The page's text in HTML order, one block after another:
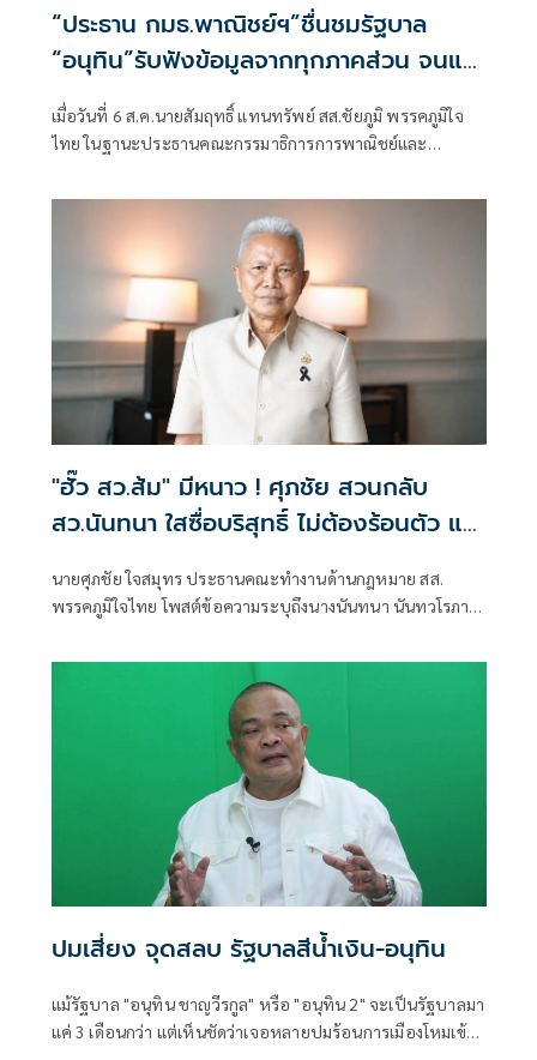
“ประธาน กมธ.พาณิชย์ฯ”ชื่นชมรัฐบาล
“อนุทิน”รับฟังข้อมูลจากทุกภาคส่วน จนแก้
ปัญหาภาคเกษตรได้ตรงจุด ดันราคาปาล์ม-
ยางพาราพุ่งขึ้นต่อเนื่อง เกษตรกรเริ่มยิ้มได้
เมื่อวันที่ 6 ส.ค.นายสัมฤทธิ์ แทนทรัพย์ สส.ชัยภูมิ พรรคภูมิใจ
ไทย ในฐานะประธานคณะกรรมาธิการการพาณิชย์และ
ราคาสินค้าเกษตรว่า ขณะนี้ภาพรวมถือว่าอยู่ในเกณฑ์ดี
"ฮั๊ว สว.ส้ม" มีหนาว ! ศุภชัย สวนกลับ
สว.นันทนา ใสซื่อบริสุทธิ์ ไม่ต้องร้อนตัว แฉ
เมืองทองธานี ไม่ได้แชร์ค่าใช้จ่านกัน เพรามี
หลักฐาน "หิรัญ - ฟ้าเดียวกัน" ทั้งจอง ทั้ง
จ่าย
นายศุภชัย ใจสมุทร ประธานคณะทำงานด้านกฎหมาย สส.
พรรคภูมิใจไทย โพสต์ข้อความระบุถึงนางนันทนา นันทวโรภาส
พฤติกรรม จัดประชุมผู้สมัคร สว.ส้ม ที่ห้องจูปิเตอร์ เมืองทอง
ปมเสี่ยง จุดสลบ รัฐบาลสีน้ำเงิน-อนุทิน
แม้รัฐบาล "อนุทิน ชาญวีรกูล" หรือ "อนุทิน 2" จะเป็นรัฐบาลมา
แค่ 3 เดือนกว่า แต่เห็นชัดว่าเจอหลายปมร้อนการเมืองโหมเข้า